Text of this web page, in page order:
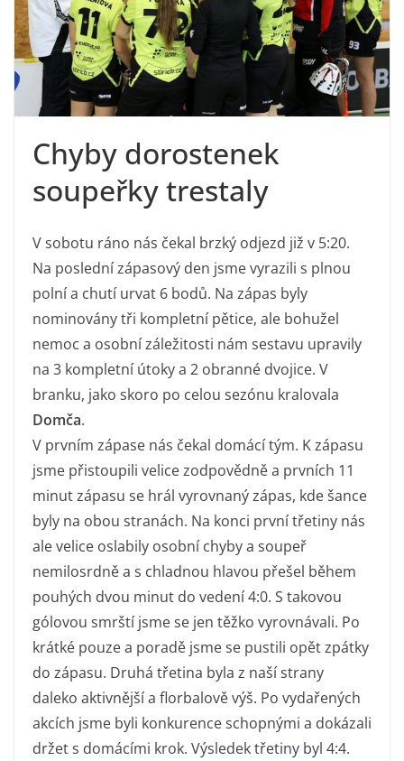
Chyby dorostenek
soupeřky trestaly
V sobotu ráno nás čekal brzký odjezd již v 5:20.
Na poslední zápasový den jsme vyrazili s plnou
polní a chutí urvat 6 bodů. Na zápas byly
nominovány tři kompletní pětice, ale bohužel
nemoc a osobní záležitosti nám sestavu upravily
na 3 kompletní útoky a 2 obranné dvojice. V
branku, jako skoro po celou sezónu kralovala
Domča.
V prvním zápase nás čekal domácí tým. K zápasu
jsme přistoupili velice zodpovědně a prvních 11
minut zápasu se hrál vyrovnaný zápas, kde šance
byly na obou stranách. Na konci první třetiny nás
ale velice oslabily osobní chyby a soupeř
nemilosrdně a s chladnou hlavou přešel během
pouhých dvou minut do vedení 4:0. S takovou
gólovou smrští jsme se jen těžko vyrovnávali. Po
krátké pouze a poradě jsme se pustili opět zpátky
do zápasu. Druhá třetina byla z naší strany
daleko aktivnější a florbalově výš. Po vydařených
akcích jsme byli konkurence schopnými a dokázali
držet s domácími krok. Výsledek třetiny byl 4:4.